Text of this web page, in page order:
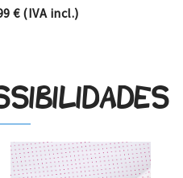
€Price range: 10,29 €
(IVA incl.)